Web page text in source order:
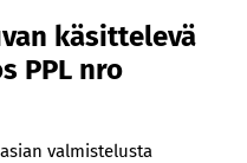
käsittelevä
PPL nro
valmistelusta